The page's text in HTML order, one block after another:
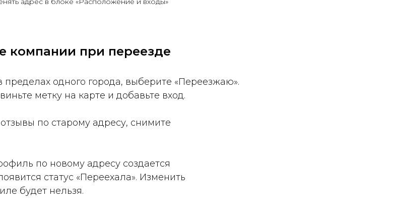
компании при переезде
одного города, выберите «Переезжаю».
метку на карте и добавьте вход.
по старому адресу, снимите
по новому адресу создается
статус «Переехала». Изменить
будет нельзя.